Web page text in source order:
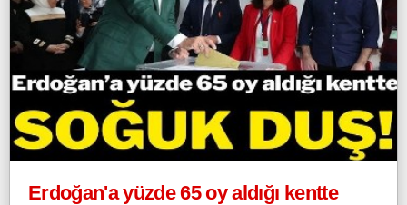
Erdoğan'a yüzde 65 oy aldığı kentte